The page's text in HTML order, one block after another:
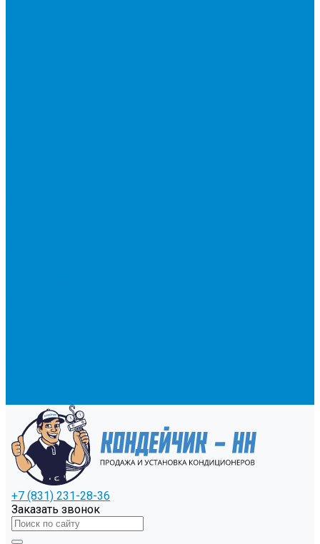
+7 (831) 231-28-36
Заказать звонок